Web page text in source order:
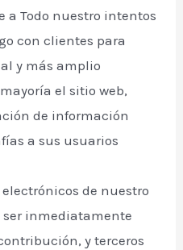
a Todo nuestro intentos
con clientes para
y más amplio
el sitio web,
de información
a sus usuarios
de nuestro
ser inmediatamente
y terceros